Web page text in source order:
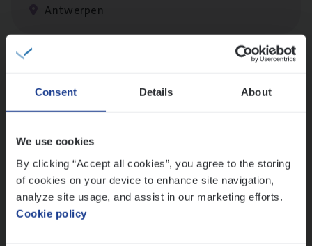
Consent Details About
We use cookies
By clicking “Accept all cookies”, you agree to the storing
of cookies on your device to enhance site navigation,
analyze site usage, and assist in our marketing efforts.
Cookie policy
Antwerpen
Insurance Operations
Claims­hand­ler Fleet&Bike
Claims Management